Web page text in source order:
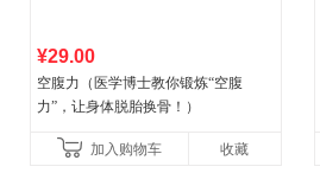
¥29.00
空腹力（医学博士教你锻炼“空腹
力”，让身体脱胎换骨！）
加入购物车 收藏